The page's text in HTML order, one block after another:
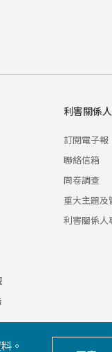
。
利害關係
訂閱電子報
聯絡信箱
問卷調查
重大主題及
利害關係人